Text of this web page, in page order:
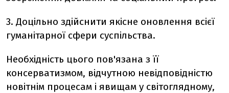
3. Доцільно здійснити якісне оновлення всієї
гуманітарної сфери суспільства.
Необхідність цього пов'язана з її
консерватизмом, відчутною невідповідністю
новітнім процесам і явищам у світоглядному,